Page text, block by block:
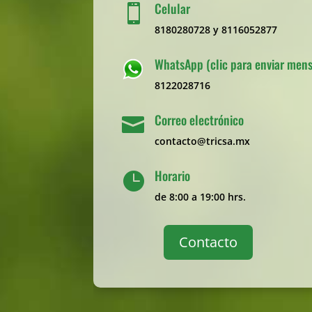
 Celular
8180280728 y 8116052877
WhatsApp (clic para enviar
8122028716
 Correo electrónico
contacto@tricsa.mx
 Horario
de 8:00 a 19:00 hrs.
Contacto